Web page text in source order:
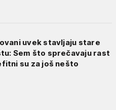
uvek stavljaju stare
Sem što sprečavaju rast
su za još nešto